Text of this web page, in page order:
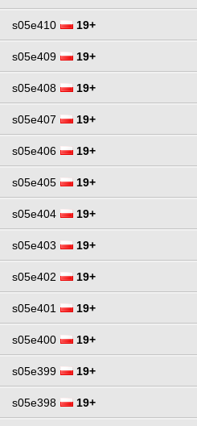
s05e410 19+
s05e409 19+
s05e408 19+
s05e407 19+
s05e406 19+
s05e405 19+
s05e404 19+
s05e403 19+
s05e402 19+
s05e401 19+
s05e400 19+
s05e399 19+
s05e398 19+